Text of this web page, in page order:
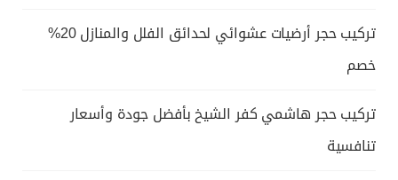
تركيب حجر أرضيات عشوائي لحدائق الفلل والمنازل 20%
خصم
تركيب حجر هاشمي كفر الشيخ بأفضل جودة وأسعار
تنافسية